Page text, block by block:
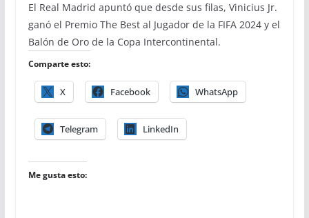
El Real Madrid apuntó que desde sus filas, Vinicius Jr.
ganó el Premio The Best al Jugador de la FIFA 2024 y el
Balón de Oro de la Copa Intercontinental.
Comparte esto:
X Facebook WhatsApp
Telegram LinkedIn
Me gusta esto: